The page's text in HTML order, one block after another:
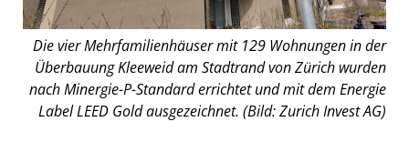
Die vier Mehrfamilienhäuser mit 129 Wohnungen in der
Überbauung Kleeweid am Stadtrand von Zürich wurden
nach Minergie-P-Standard errichtet und mit dem Energie
Label LEED Gold ausgezeichnet. (Bild: Zurich Invest AG)